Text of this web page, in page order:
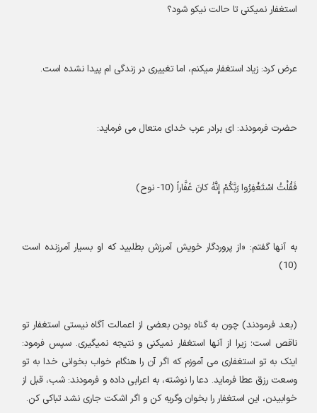
استغفار نمیکنی تا حالت نیکو شود؟
عرض کرد: زیاد استغفار میکنم، اما تغییری در زندگی ام پیدا نشده است.
حضرت فرمودند: ای برادر عرب خدای متعال می فرماید:
فَقُلْتُ اسْتَغْفِرُوا رَبَّكُمْ إِنَّهُ كانَ غَفَّاراً (10- نوح )
به آنها گفتم: «از پروردگار خويش آمرزش بطلبيد كه او بسيار آمرزنده است
)
بعد فرمودند) چون به گناه بودن بعضی از اعمالت آگاه نیستی استغفار تو
ناقص است؛ زیرا از آنها استغفار نمیکنی و نتیجه نمیگیری. سپس فرمود:
اینک به تو استغفاری می آموزم که اگر آن را هنگام خواب بخوانی خدا به تو
وسعت رزق عطا فرماید. دعا را نوشته، به اعرابی داده و فرمودند: شب، قبل از
خوابیدن، این استغفار را بخوان وگریه کن و اگر اشکت جاری نشد تباکی کن.